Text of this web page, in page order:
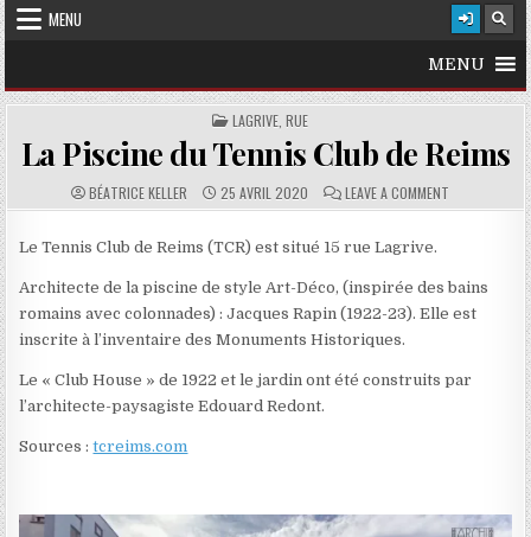
MENU
MENU
POSTED IN
LAGRIVE, RUE
La Piscine du Tennis Club de Reims
AUTHOR:
BÉATRICE KELLER PUBLISHED DATE:
25 AVRIL 2020 COMMENTS:
LEAVE A COMMENTON LA
Le Tennis Club de Reims (TCR) est situé 15 rue Lagrive.
Architecte de la piscine de style Art-Déco, (inspirée des bains
romains avec colonnades) : Jacques Rapin (1922-23). Elle est
inscrite à l’inventaire des Monuments Historiques.
Le « Club House » de 1922 et le jardin ont été construits par
l’architecte-paysagiste Edouard Redont.
Sources :tcreims.com